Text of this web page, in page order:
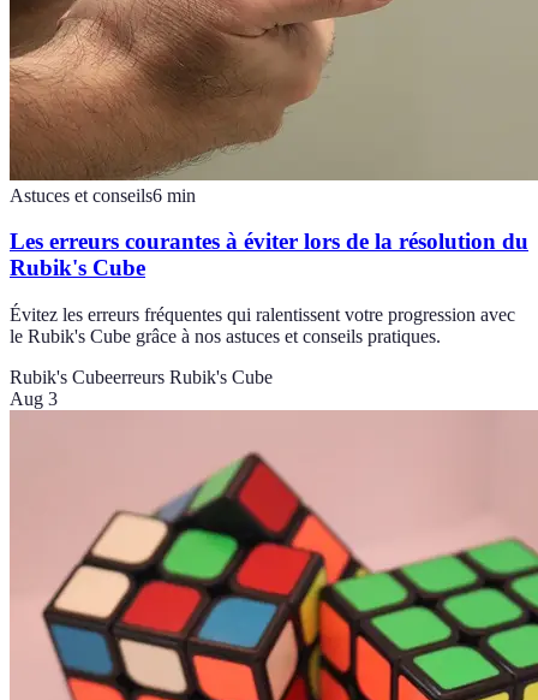
Astuces et conseils6 min
Les erreurs courantes à éviter lors de la résolution du
Rubik's Cube
Évitez les erreurs fréquentes qui ralentissent votre progression avec
le Rubik's Cube grâce à nos astuces et conseils pratiques.
Rubik's Cubeerreurs Rubik's Cube
Aug 3